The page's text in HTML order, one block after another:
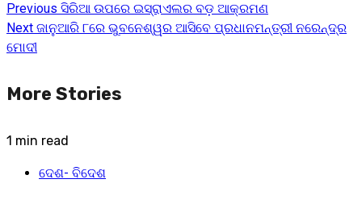
Continue
Reading
Previous ସିରିଆ ଉପରେ ଇସ୍ରାଏଲର ବଡ଼ ଆକ୍ରମଣ
Next ଜାନୁଆରି ୮ରେ ଭୁବନେଶ୍ୱର ଆସିବେ ପ୍ରଧାନମନ୍ତ୍ରୀ ନରେନ୍ଦ୍ର
ମୋଦୀ
More Stories
1 min read
ଦେଶ- ବିଦେଶ